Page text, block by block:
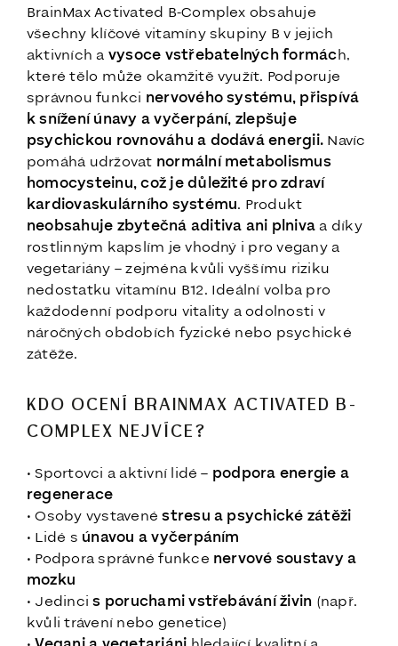
BrainMax Activated B-Complex obsahuje
všechny klíčové vitamíny skupiny B v jejich
aktivních a vysoce vstřebatelných formách,
které tělo může okamžitě využít. Podporuje
správnou funkci nervového systému, přispívá
k snížení únavy a vyčerpání, zlepšuje
psychickou rovnováhu a dodává energii. Navíc
pomáhá udržovat normální metabolismus
homocysteinu, což je důležité pro zdraví
kardiovaskulárního systému. Produkt
neobsahuje zbytečná aditiva ani plniva a díky
rostlinným kapslím je vhodný i pro vegany a
vegetariány – zejména kvůli vyššímu riziku
nedostatku vitamínu B12. Ideální volba pro
každodenní podporu vitality a odolnosti v
náročných obdobích fyzické nebo psychické
zátěže.
KDO OCENÍ BRAINMAX ACTIVATED B-
COMPLEX NEJVÍCE?
• Sportovci a aktivní lidé – podpora energie a
regenerace
• Osoby vystavenéstresu a psychické zátěži
• Lidé s únavou a vyčerpáním
• Podpora správné funkce nervové soustavy a
mozku
• Jedincis poruchami vstřebávání živin (např.
kvůli trávení nebo genetice)